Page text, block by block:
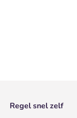
Regel snel zelf